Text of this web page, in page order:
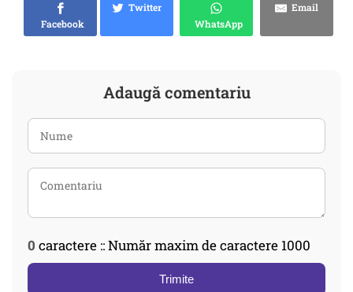
Facebook
Twitter
WhatsApp
Email
Adaugă comentariu
0 caractere :: Număr maxim de caractere 1000
Trimite